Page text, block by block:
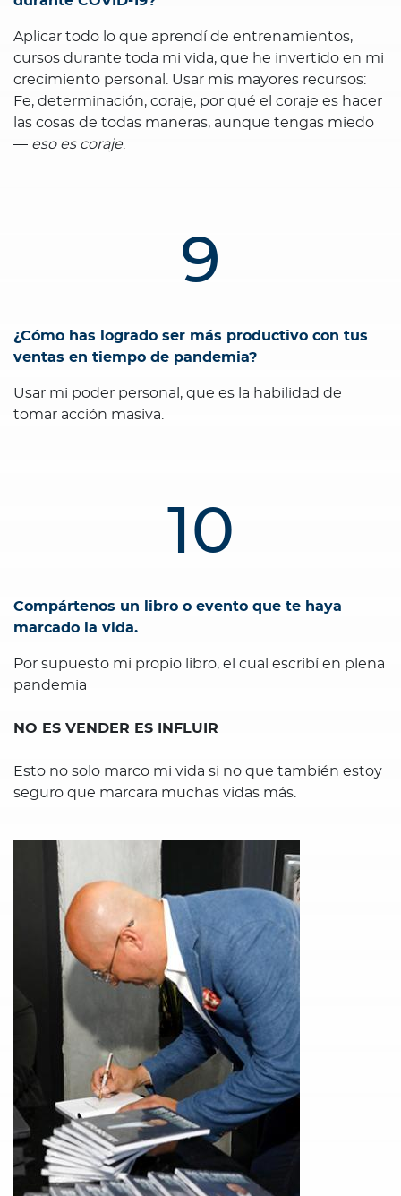
Aplicar todo lo que aprendí de entrenamientos,
cursos durante toda mi vida, que he invertido en mi
crecimiento personal. Usar mis mayores recursos:
Fe, determinación, coraje, por qué el coraje es hacer
las cosas de todas maneras, aunque tengas miedo
— eso es coraje.
9
¿Cómo has logrado ser más productivo con tus
ventas en tiempo de pandemia?
Usar mi poder personal, que es la habilidad de
tomar acción masiva.
10
Compártenos un libro o evento que te haya
marcado la vida.
Por supuesto mi propio libro, el cual escribí en plena
pandemia
NO ES VENDER ES INFLUIR
Esto no solo marco mi vida si no que también estoy
seguro que marcara muchas vidas más.